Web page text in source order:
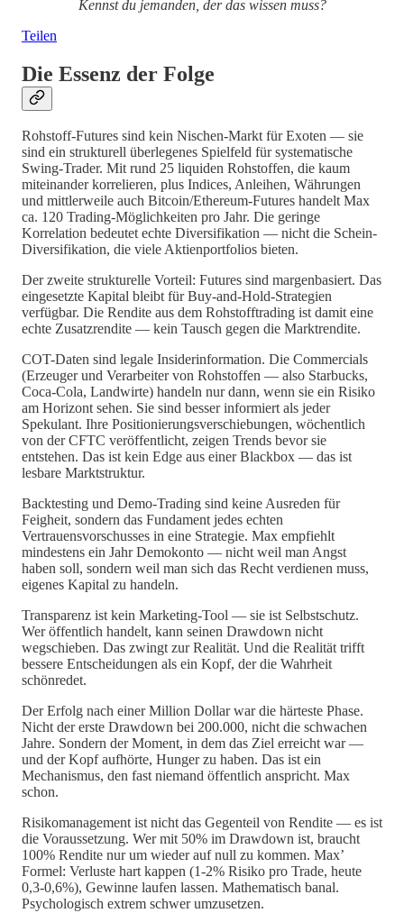
Kennst du jemanden, der das wissen muss?
Teilen
Die Essenz der Folge
Rohstoff-Futures sind kein Nischen-Markt für Exoten — sie
sind ein strukturell überlegenes Spielfeld für systematische
Swing-Trader. Mit rund 25 liquiden Rohstoffen, die kaum
miteinander korrelieren, plus Indices, Anleihen, Währungen
und mittlerweile auch Bitcoin/Ethereum-Futures handelt Max
ca. 120 Trading-Möglichkeiten pro Jahr. Die geringe
Korrelation bedeutet echte Diversifikation — nicht die Schein-
Diversifikation, die viele Aktienportfolios bieten.
Der zweite strukturelle Vorteil: Futures sind margenbasiert. Das
eingesetzte Kapital bleibt für Buy-and-Hold-Strategien
verfügbar. Die Rendite aus dem Rohstofftrading ist damit eine
echte Zusatzrendite — kein Tausch gegen die Marktrendite.
COT-Daten sind legale Insiderinformation. Die Commercials
(Erzeuger und Verarbeiter von Rohstoffen — also Starbucks,
Coca-Cola, Landwirte) handeln nur dann, wenn sie ein Risiko
am Horizont sehen. Sie sind besser informiert als jeder
Spekulant. Ihre Positionierungsverschiebungen, wöchentlich
von der CFTC veröffentlicht, zeigen Trends bevor sie
entstehen. Das ist kein Edge aus einer Blackbox — das ist
lesbare Marktstruktur.
Backtesting und Demo-Trading sind keine Ausreden für
Feigheit, sondern das Fundament jedes echten
Vertrauensvorschusses in eine Strategie. Max empfiehlt
mindestens ein Jahr Demokonto — nicht weil man Angst
haben soll, sondern weil man sich das Recht verdienen muss,
eigenes Kapital zu handeln.
Transparenz ist kein Marketing-Tool — sie ist Selbstschutz.
Wer öffentlich handelt, kann seinen Drawdown nicht
wegschieben. Das zwingt zur Realität. Und die Realität trifft
bessere Entscheidungen als ein Kopf, der die Wahrheit
schönredet.
Der Erfolg nach einer Million Dollar war die härteste Phase.
Nicht der erste Drawdown bei 200.000, nicht die schwachen
Jahre. Sondern der Moment, in dem das Ziel erreicht war —
und der Kopf aufhörte, Hunger zu haben. Das ist ein
Mechanismus, den fast niemand öffentlich anspricht. Max
schon.
Risikomanagement ist nicht das Gegenteil von Rendite — es ist
die Voraussetzung. Wer mit 50% im Drawdown ist, braucht
100% Rendite nur um wieder auf null zu kommen. Max’
Formel: Verluste hart kappen (1-2% Risiko pro Trade, heute
0,3-0,6%), Gewinne laufen lassen. Mathematisch banal.
Psychologisch extrem schwer umzusetzen.